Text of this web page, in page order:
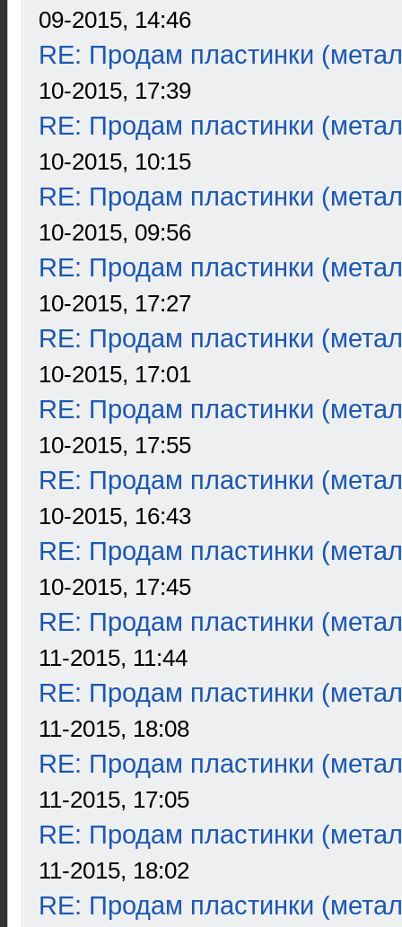
09-2015, 14:46
RE: Продам пластинки
10-2015, 17:39
RE: Продам пластинки
10-2015, 10:15
RE: Продам пластинки
10-2015, 09:56
RE: Продам пластинки
10-2015, 17:27
RE: Продам пластинки
10-2015, 17:01
RE: Продам пластинки
10-2015, 17:55
RE: Продам пластинки
10-2015, 16:43
RE: Продам пластинки
10-2015, 17:45
RE: Продам пластинки
11-2015, 11:44
RE: Продам пластинки
11-2015, 18:08
RE: Продам пластинки
11-2015, 17:05
RE: Продам пластинки
11-2015, 18:02
RE: Продам пластинки